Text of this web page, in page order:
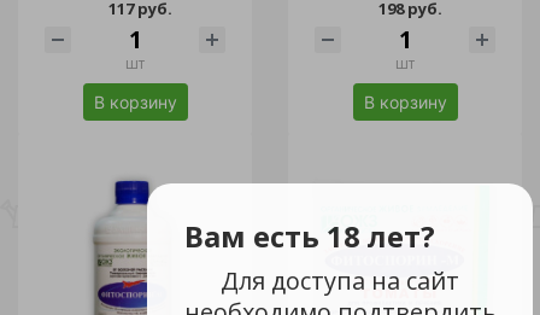
Вам есть 18 лет?
Для доступа на сайт
117 руб.
шт
В корзину
198 руб.
шт
В корзину